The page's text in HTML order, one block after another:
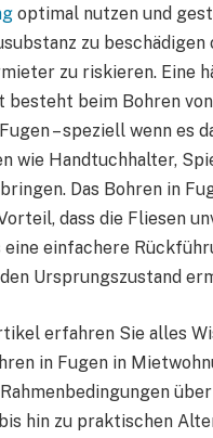
optimal nutzen und
zu
zu riskieren. Eine
besteht beim Bohren
– speziell wenn es
wie Handtuchhalter,
Das Bohren in
dass die Fliesen
eine einfachere
Ursprungszustand
erfahren Sie alles
in Fugen in
hin zu praktischen